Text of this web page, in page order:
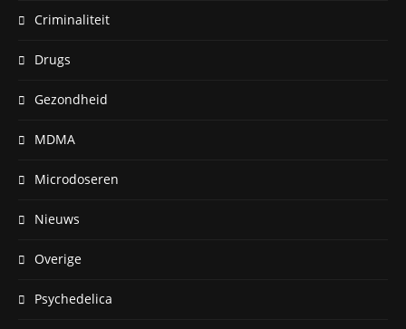
Criminaliteit
Drugs
Gezondheid
MDMA
Microdoseren
Nieuws
Overige
Psychedelica